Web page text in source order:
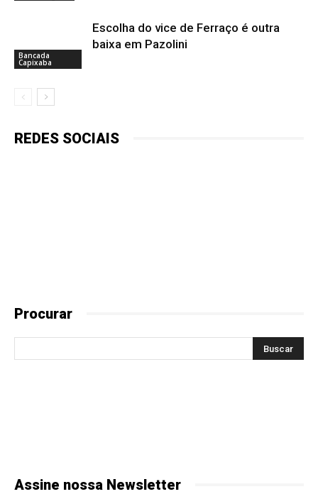
Bancada
Capixaba
Escolha do vice de Ferraço é outra
baixa em Pazolini
REDES SOCIAIS
Procurar
Assine nossa Newsletter